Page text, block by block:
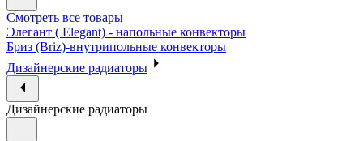
Смотреть все товары
Элегант ( Elegant) - напольные конвекторы
Бриз (Briz)-внутрипольные конвекторы
Дизайнерские радиаторы
Дизайнерские радиаторы